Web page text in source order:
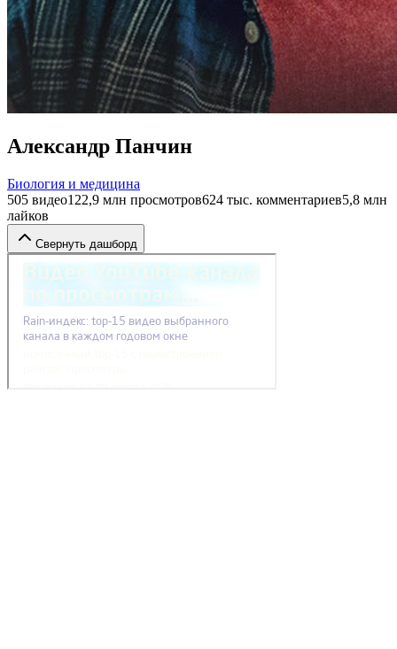
Александр Панчин
Биология и медицина
505 видео122,9 млн просмотров624 тыс. комментариев5,8 млн
лайков
Свернуть дашборд